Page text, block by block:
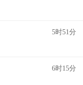
5时51分
6时15分